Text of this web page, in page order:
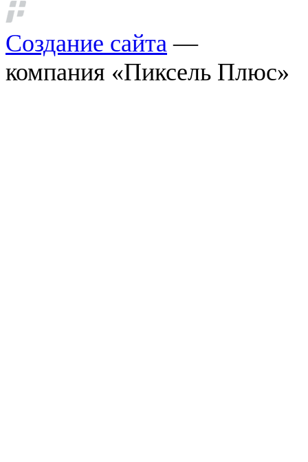
Создание сайта —
компания «Пиксель Плюс»